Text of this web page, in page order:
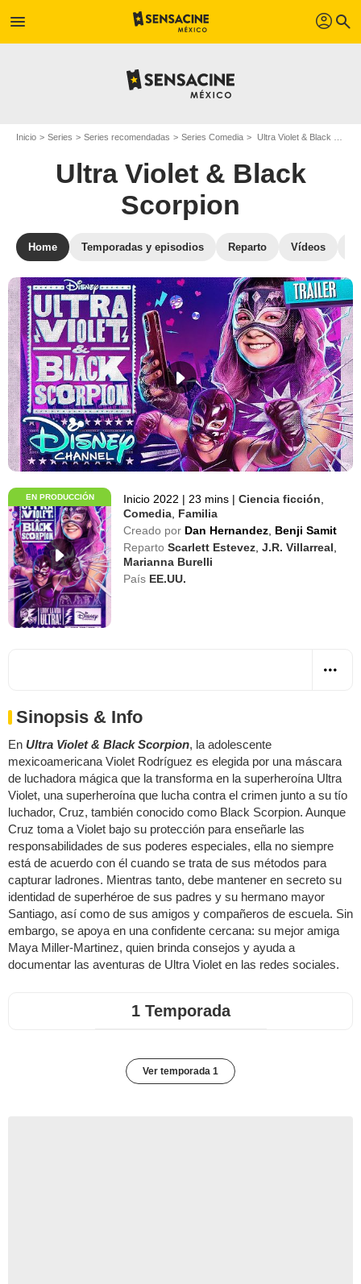
menu profil search
Inicio Series Series recomendadas Series Comedia Ultra Violet & Black Scorpion
Ultra Violet & Black
Scorpion
Home Temporadas y episodios Reparto Vídeos
EN PRODUCCIÓN Inicio 2022 | 23 mins | Ciencia ficción
Comedia Familia
Creado por Dan Hernandez Benji Samit
Reparto Scarlett Estevez ,J.R. Villarreal
Marianna Burelli
País EE.UU.
Sinopsis & Info
En Ultra Violet & Black Scorpion, la adolescente
mexicoamericana Violet Rodríguez es elegida por una máscara
de luchadora mágica que la transforma en la superheroína Ultra
Violet, una superheroína que lucha contra el crimen junto a su tío
luchador, Cruz, también conocido como Black Scorpion. Aunque
Cruz toma a Violet bajo su protección para enseñarle las
responsabilidades de sus poderes especiales, ella no siempre
está de acuerdo con él cuando se trata de sus métodos para
capturar ladrones. Mientras tanto, debe mantener en secreto su
identidad de superhéroe de sus padres y su hermano mayor
Santiago, así como de sus amigos y compañeros de escuela. Sin
embargo, se apoya en una confidente cercana: su mejor amiga
Maya Miller-Martinez, quien brinda consejos y ayuda a
documentar las aventuras de Ultra Violet en las redes sociales.
1 Temporada
Ver temporada 1